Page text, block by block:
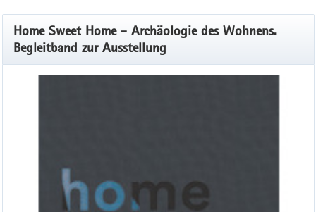
Home Sweet Home - Archäologie des Wohnens.
Begleitband zur Ausstellung